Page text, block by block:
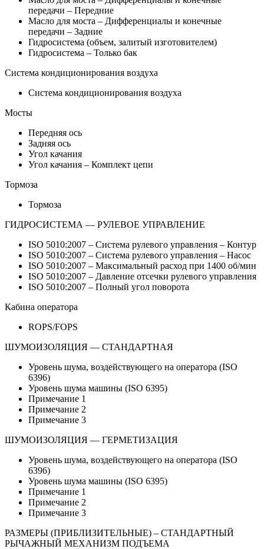
передачи – Передние
Масло для моста – Дифференциалы и конечные
передачи – Задние
Гидросистема (объем, залитый изготовителем)
Гидросистема – Только бак
Система кондиционирования воздуха
Система кондиционирования воздуха
Мосты
Передняя ось
Задняя ось
Угол качания
Угол качания – Комплект цепи
Тормоза
Тормоза
ГИДРОСИСТЕМА — РУЛЕВОЕ УПРАВЛЕНИЕ
ISO 5010:2007 – Система рулевого управления – Контур
ISO 5010:2007 – Система рулевого управления – Насос
ISO 5010:2007 – Максимальный расход при 1400 об/мин
ISO 5010:2007 – Давление отсечки рулевого управления
ISO 5010:2007 – Полный угол поворота
Кабина оператора
ROPS/FOPS
ШУМОИЗОЛЯЦИЯ — СТАНДАРТНАЯ
Уровень шума, воздействующего на оператора (ISO
6396)
Уровень шума машины (ISO 6395)
Примечание 1
Примечание 2
Примечание 3
ШУМОИЗОЛЯЦИЯ — ГЕРМЕТИЗАЦИЯ
Уровень шума, воздействующего на оператора (ISO
6396)
Уровень шума машины (ISO 6395)
Примечание 1
Примечание 2
Примечание 3
РАЗМЕРЫ (ПРИБЛИЗИТЕЛЬНЫЕ) – СТАНДАРТНЫЙ
РЫЧАЖНЫЙ МЕХАНИЗМ ПОДЪЕМА